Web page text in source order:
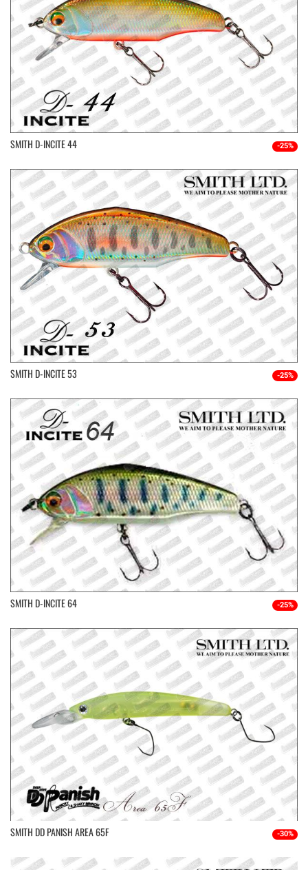
SMITH D-INCITE 44 -25%
SMITH D-INCITE 53 -25%
SMITH D-INCITE 64 -25%
SMITH DD PANISH AREA 65F -30%